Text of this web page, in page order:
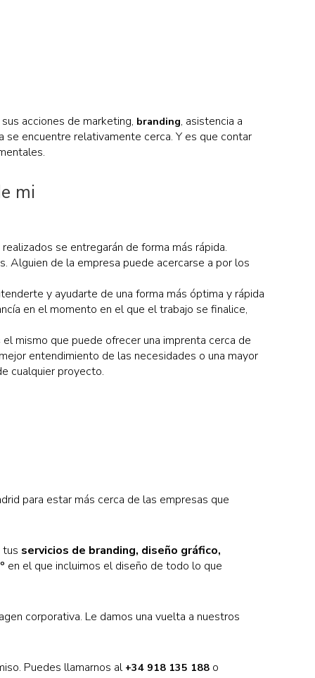
acciones de marketing, branding, asistencia a
encuentre relativamente cerca. Y es que contar
mi
se entregarán de forma más rápida.
Alguien de la empresa puede acercarse a por los
y ayudarte de una forma más óptima y rápida
en el momento en el que el trabajo se finalice,
mismo que puede ofrecer una imprenta cerca de
entendimiento de las necesidades o una mayor
cualquier proyecto.
para estar más cerca de las empresas que
tus servicios de branding, diseño gráfico,
en el que incluimos el diseño de todo lo que
corporativa. Le damos una vuelta a nuestros
Puedes llamarnos al +34 918 135 188o